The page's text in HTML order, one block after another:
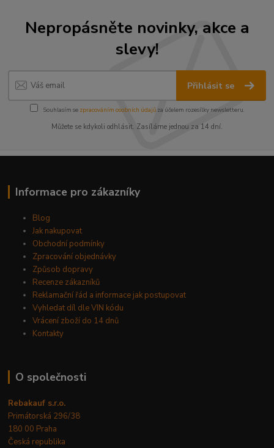
Nepropásněte novinky, akce a
slevy!
Přihlásit se
Souhlasím se zpracováním osobních údajůza účelem rozesílky newsletteru.
Můžete se kdykoli odhlásit. Zasíláme jednou za 14 dní.
Informace pro zákazníky
Blog
Jak nakupovat
Obchodní podmínky
Zpracování objednávky
Způsob dopravy
Recenze zákazníků
Reklamační řád a informace jak postupovat
Vyhledat díl dle VIN kódu
Vrácení zboží do 14 dnů
Kontakty
O společnosti
Rebakauf s.r.o.
Primátorská 296/38
180 00 Praha
Česká republika